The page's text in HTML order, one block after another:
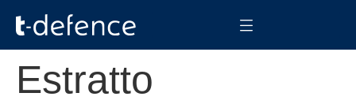
Estratto